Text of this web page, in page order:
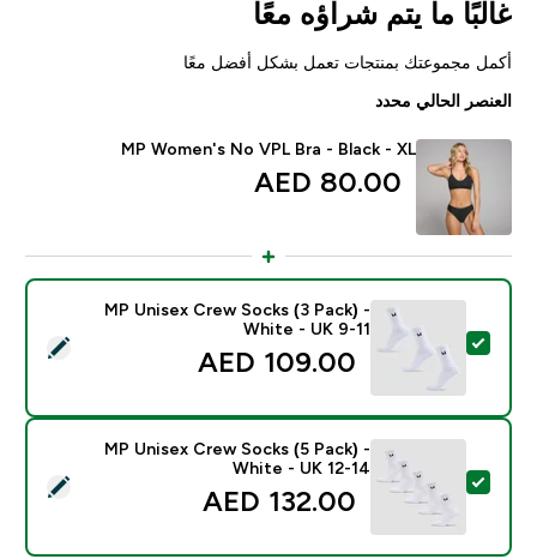
غالبًا ما يتم شراؤه معًا
أكمل مجموعتك بمنتجات تعمل بشكل أفضل معًا
العنصر الحالي محدد
MP Women's No VPL Bra - Black - XL
80.00 AED‎
تحديد هذا المنتج - MP Unisex Crew Socks (3 Pack) - White - UK 9-11
MP Unisex Crew Socks (3 Pack) -
White - UK 9-11
109.00 AED‎
تحديد هذا المنتج - MP Unisex Crew Socks (5 Pack) - White - UK 12-14
MP Unisex Crew Socks (5 Pack) -
White - UK 12-14
132.00 AED‎